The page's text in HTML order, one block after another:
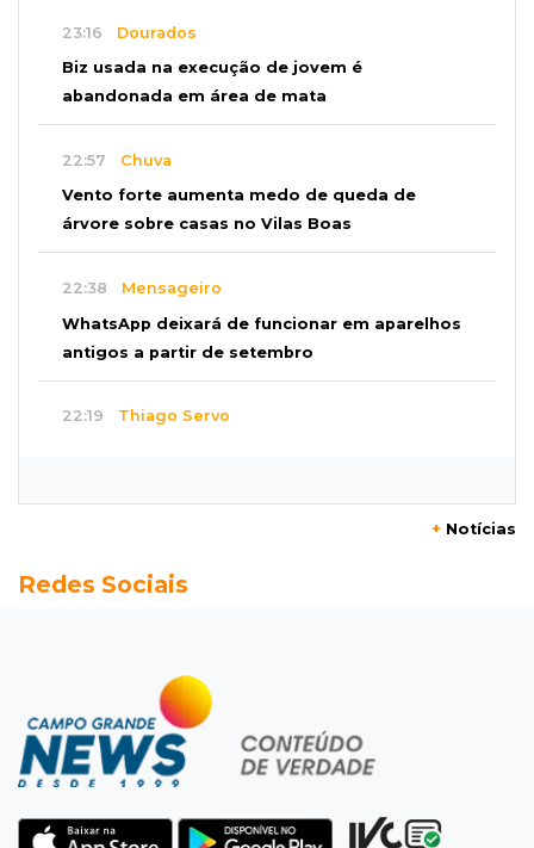
23:16 Dourados
Biz usada na execução de jovem é
abandonada em área de mata
22:57 Chuva
Vento forte aumenta medo de queda de
árvore sobre casas no Vilas Boas
22:38 Mensageiro
WhatsApp deixará de funcionar em aparelhos
antigos a partir de setembro
22:19 Thiago Servo
Semana vai começar com 909 novas
Flagrante
Motorista atinge carro parado, perde
retrovisor e foge no Jardim Antártica
“Sinto que ela está por perto”, diz mãe de
+ Notícias
Redes Sociais